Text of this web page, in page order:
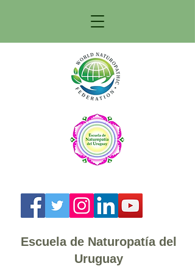
Escuela de Naturopatía del
Uruguay